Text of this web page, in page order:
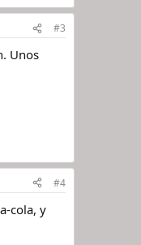
#3
Unos
#4
cola, y